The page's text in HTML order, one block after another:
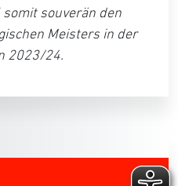
somit souverän den
Meisters in der
2023/24.